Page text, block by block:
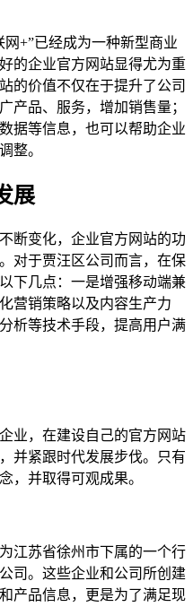
+”已经成为一种新型商业
的企业官方网站显得尤为重
的价值不仅在于提升了公司
产品、服务，增加销售量；
据等信息，也可以帮助企业
整。
展
断变化，企业官方网站的功
对于贾汪区公司而言，在保
下几点：一是增强移动端兼
营销策略以及内容生产力
析等技术手段，提高用户满
业，在建设自己的官方网站
并紧跟时代发展步伐。只有
，并取得可观成果。
江苏省徐州市下属的一个行
司。这些企业和公司所创建
产品信息，更是为了满足现